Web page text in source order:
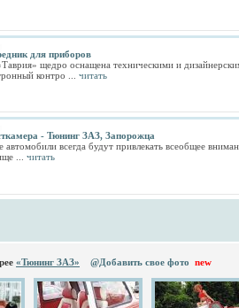
для приборов
щедро оснащена техническими и
контро ... читать
- Тюнинг ЗАЗ, Запорожца
автомобили всегда будут привлекать всеобщее
... читать
«Тюнинг ЗАЗ» @Добавить свое фото new